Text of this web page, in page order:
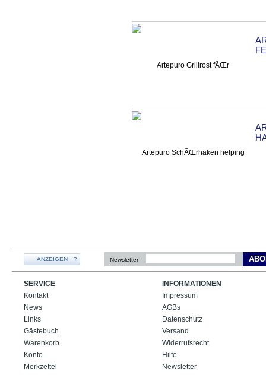
ANZEIGEN ? Newsletter
SERVICE
Kontakt
News
Links
Gästebuch
Warenkorb
Konto
Merkzettel
INFORMATIONEN
Impressum
AGBs
Datenschutz
Versand
Widerrufsrecht
Hilfe
Newsletter